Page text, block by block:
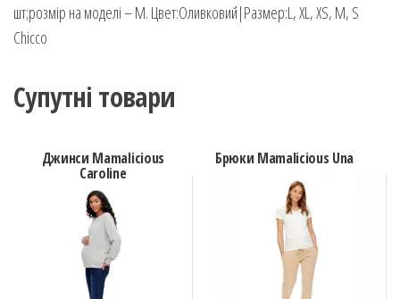
шт;розмір на моделі – M. Цвет:Оливковий|Размер:L, XL, XS, M, S
Chicco
Супутні товари
Джинси Mamalicious
Caroline
Брюки Mamalicious Una